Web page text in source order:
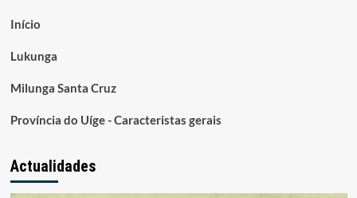
Início
Lukunga
Milunga Santa Cruz
Província do Uíge - Caracteristas gerais
Actualidades